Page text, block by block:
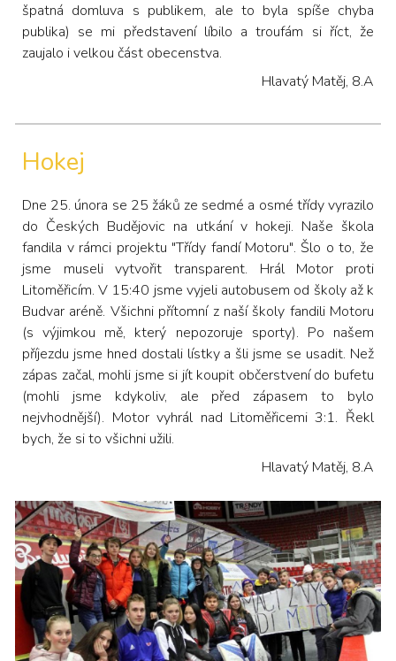
špatná domluva s publikem, ale to byla spíše chyba
publika) se mi představení líbilo a troufám si říct, že
zaujalo i velkou část obecenstva.
Hlavatý Matěj, 8.A
Hokej
Dne 25. února se 25 žáků ze sedmé a osmé třídy vyrazilo
do Českých Budějovic na utkání v hokeji. Naše škola
fandila v rámci projektu "Třídy fandí Motoru". Šlo o to, že
jsme museli vytvořit transparent. Hrál Motor proti
Litoměřicím. V 15:40 jsme vyjeli autobusem od školy až k
Budvar aréně. Všichni přítomní z naší školy fandili Motoru
(s výjimkou mě, který nepozoruje sporty). Po našem
příjezdu jsme hned dostali lístky a šli jsme se usadit. Než
zápas začal, mohli jsme si jít koupit občerstvení do bufetu
(mohli jsme kdykoliv, ale před zápasem to bylo
nejvhodnější). Motor vyhrál nad Litoměřicemi 3:1. Řekl
bych, že si to všichni užili.
Hlavatý Matěj, 8.A